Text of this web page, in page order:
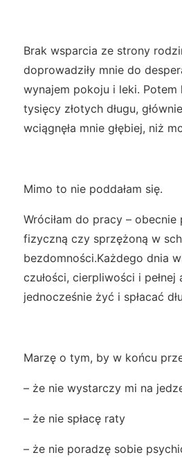
Brak wsparcia ze strony
doprowadziły mnie do
wynajem pokoju i leki. Potem
tysięcy złotych długu,
wciągnęła mnie głębiej, niż
Mimo to nie poddałam się.
Wróciłam do pracy –
fizyczną czy sprzężoną w
bezdomności.Każdego dnia
czułości, cierpliwości i
jednocześnie żyć i spłacać
Marzę o tym, by w końcu
– że nie wystarczy mi na
– że nie spłacę raty
– że nie poradzę sobie